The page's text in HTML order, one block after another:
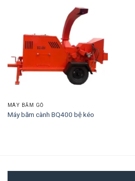
MÁY BĂM GỖ
Máy băm cành BQ400 bệ kéo